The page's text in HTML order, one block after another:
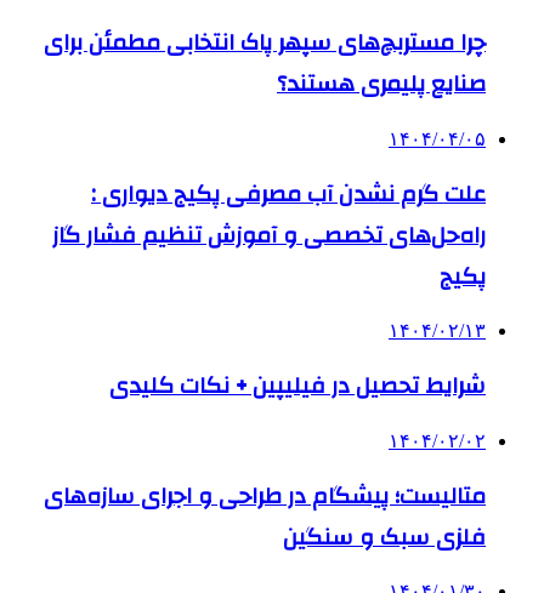
چرا مستربچ‌های سپهر پاک انتخابی مطمئن برای
صنایع پلیمری هستند؟
۱۴۰۴/۰۴/۰۵
علت گرم نشدن آب مصرفی پکیج دیواری :
راه‌حل‌های تخصصی و آموزش تنظیم فشار گاز
پکیج
۱۴۰۴/۰۲/۱۳
شرایط تحصیل در فیلیپین + نکات کلیدی
۱۴۰۴/۰۲/۰۲
متالیست؛ پیشگام در طراحی و اجرای سازه‌های
فلزی سبک و سنگین